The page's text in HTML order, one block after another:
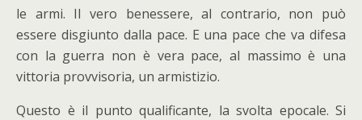
le armi. Il vero benessere, al contrario, non può
essere disgiunto dalla pace. E una pace che va difesa
con la guerra non è vera pace, al massimo è una
vittoria provvisoria, un armistizio.
Questo è il punto qualificante, la svolta epocale. Si